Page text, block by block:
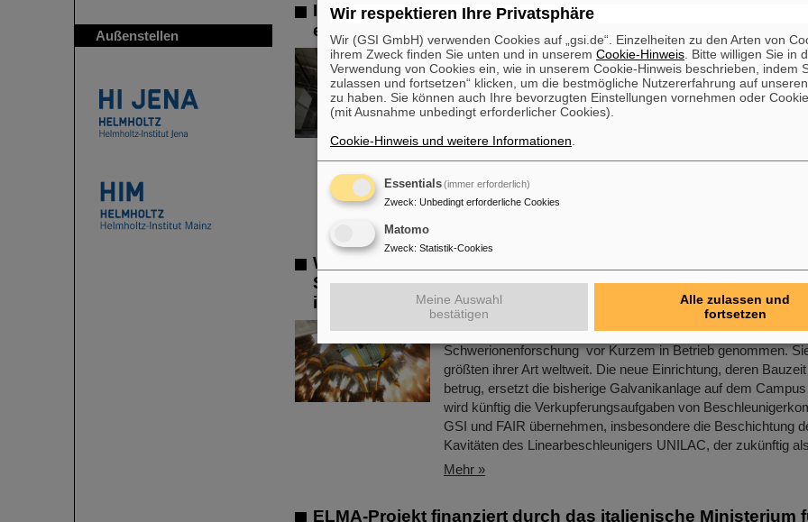
Außenstellen
Installationsstart der FAIR-Beschleunigermaschine: Erste
erfolgreich im Tunnel, 17 Meter unter der Erde, eingebaut
Der Startschuss für die Installation der FAIR-
gefallen. Die hoch präzisen Montagearbeiten in den
internationalen Beschleunigeranlage FAIR in Darmstadt
ersten tonnenschweren Magnete wurden erfolgreich in dem
Tunnel, 17 Meter unter der Erde, positioniert. Dies markiert
Lichtgeschwindigkeit…
Wichtiger Schritt: Hochmoderne Galvanikanlage für
Spezialbeschichtungen auf Komponenten von
in Betrieb
Eine hochmoderne Galvanikanlage hat das GSI
Schwerionenforschung vor Kurzem in Betrieb genommen.
größten ihrer Art weltweit. Die neue Einrichtung, deren
betrug, ersetzt die bisherige Galvanikanlage auf dem
wird künftig die Verkupferungsaufgaben von
GSI und FAIR übernehmen, insbesondere die Beschichtung
Kavitäten des Linearbeschleunigers UNILAC, der zukünftig
Mehr »
ELMA-Projekt finanziert durch das italienische Ministerium
Wir respektieren Ihre Privatsphäre
Wir (GSI GmbH) verwenden Cookies auf „gsi.de“. Einzelheiten zu den Arten von
ihrem Zweck finden Sie unten und in unserem Cookie-Hinweis . Bitte willigen Sie in
Verwendung von Cookies ein, wie in unserem Cookie-Hinweis beschrieben, indem
zulassen und fortsetzen“ klicken, um die bestmögliche Nutzererfahrung auf
zu haben. Sie können auch Ihre bevorzugten Einstellungen vornehmen oder
(mit Ausnahme unbedingt erforderlicher Cookies).
Cookie-Hinweis und weitere Informationen
Essentials(immer erforderlich)
Zweck: Unbedingt erforderliche Cookies
Matomo
Zweck: Statistik-Cookies
Meine Auswahl
bestätigen
Alle zulassen und
fortsetzen